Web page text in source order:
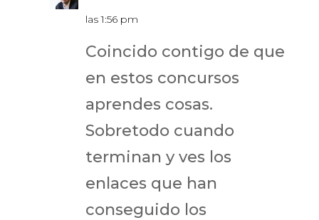
las 1:56 pm
Coincido contigo de que
en estos concursos
aprendes cosas.
Sobretodo cuando
terminan y ves los
enlaces que han
conseguido los